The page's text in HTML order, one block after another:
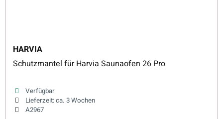
HARVIA
Schutzmantel für Harvia Saunaofen 26 Pro
Verfügbar
Lieferzeit:ca. 3 Wochen
A2967